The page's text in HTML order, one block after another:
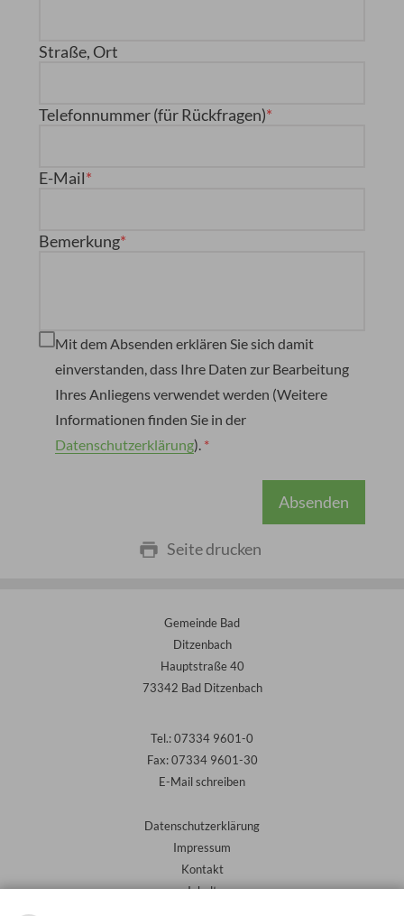
Straße, Ort
Telefonnummer (für Rückfragen)
E-Mail
Bemerkung
Mit dem Absenden erklären Sie sich damit
einverstanden, dass Ihre Daten zur Bearbeitung
Ihres Anliegens verwendet werden (Weitere
Informationen finden Sie in der
Datenschutzerklärung).
Absenden
Seite drucken
Gemeinde Bad
Ditzenbach
Hauptstraße 40
73342 Bad Ditzenbach
Tel.: 07334 9601-0
Fax: 07334 9601-30
E-Mail schreiben
Datenschutzerklärung
Impressum
Kontakt
Inhalt